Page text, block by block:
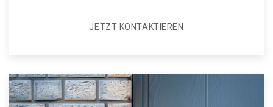
JETZT KONTAKTIEREN